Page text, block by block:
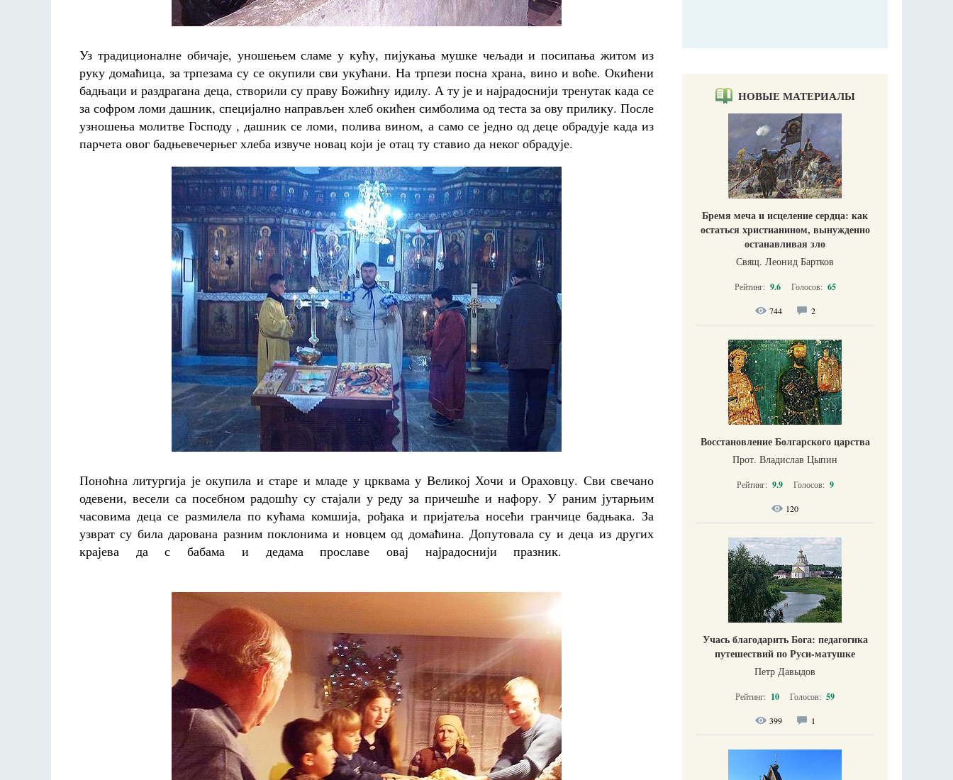
Уз традиционалне обичаје, уношењем сламе у кућу, пијукања мушке чељади и посипања житом из
руку домаћица, за трпезама су се окупили сви укућани. На трпези посна храна, вино и воће. Окићени
бадњаци и раздрагана деца, створили су праву Божићну идилу. А ту је и најрадоснији тренутак када се
за софром ломи дашник, специјално направљен хлеб окићен симболима од теста за ову прилику. После
узношења молитве Господу , дашник се ломи, полива вином, а само се једно од деце обрадује када из
парчета овог бадњевечерњег хлеба извуче новац који је отац ту ставио да неког обрадује.
Поноћна литургија је окупила и старе и младе у црквама у Великој Хочи и Ораховцу. Сви свечано
одевени, весели са посебном радошћу су стајали у реду за причешће и нафору. У раним јутарњим
часовима деца се размилела по кућама комшија, рођака и пријатеља носећи гранчице бадњака. За
узврат су била дарована разним поклонима и новцем од домаћина. Допутовала су и деца из других
крајева да с бабама и дедама прославе овај најрадоснији празник.
НОВЫЕ МАТЕРИАЛЫ
Бремя меча и исцеление сердца: как
остаться христианином, вынужденно
останавливая зло
Свящ. Леонид Бартков
Рейтинг: 9.6 Голосов: 65
744 2
Восстановление Болгарского царства
Прот. Владислав Цыпин
Рейтинг: 9.9 Голосов: 9
120
Учась благодарить Бога: педагогика
путешествий по Руси-матушке
Петр Давыдов
Рейтинг: 10 Голосов: 59
399 1